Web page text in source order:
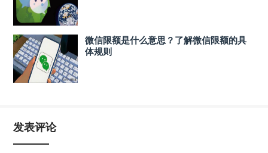
微信限额是什么意思？了解微信限额的具
体规则
发表评论